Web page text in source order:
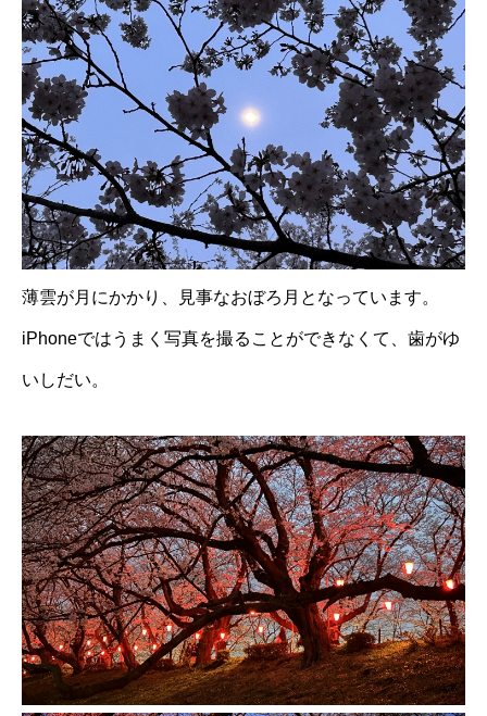
薄雲が月にかかり、見事なおぼろ月となっています。
iPhoneではうまく写真を撮ることができなくて、歯がゆ
いしだい。